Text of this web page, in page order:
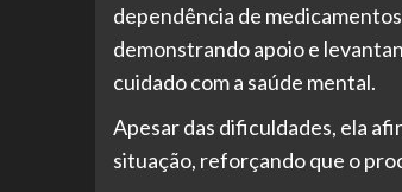
dependência de
demonstrando apoio e
cuidado com a saúde mental.
Apesar das dificuldades, ela
situação, reforçando que o